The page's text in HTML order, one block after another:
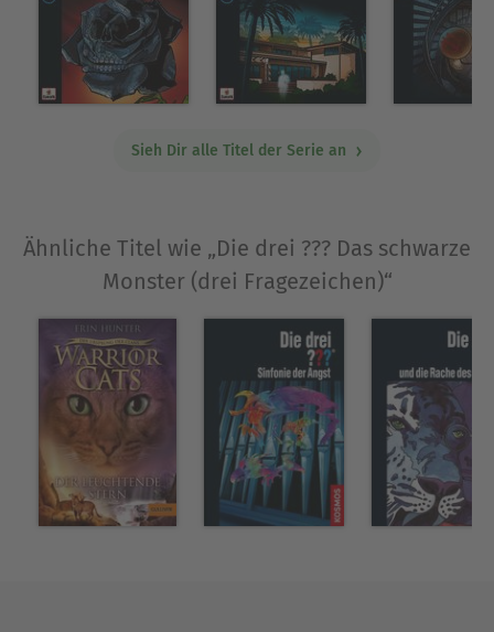
Sieh Dir alle Titel der Serie an
Ähnliche Titel wie „Die drei ??? Das schwarze
Monster (drei Fragezeichen)“